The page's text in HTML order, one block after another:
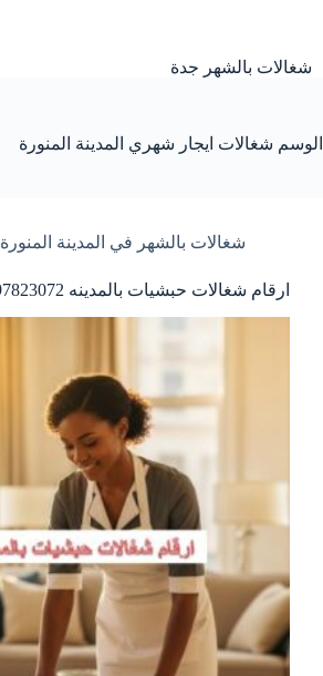
شغالات بالشهر جدة
الوسم شغالات ايجار شهري المدينة المنورة
شغالات بالشهر في المدينة المنورة
ارقام شغالات حبشيات بالمدينه 0597823072